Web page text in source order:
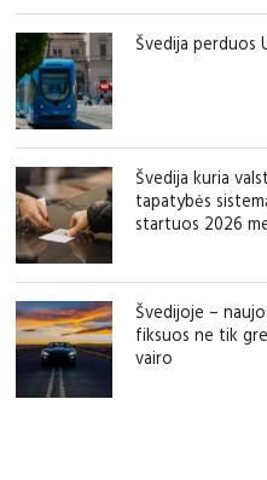
Švedija perduos
Švedija kuria
tapatybės
startuos 2026
Švedijoje –
fiksuos ne tik
vairo